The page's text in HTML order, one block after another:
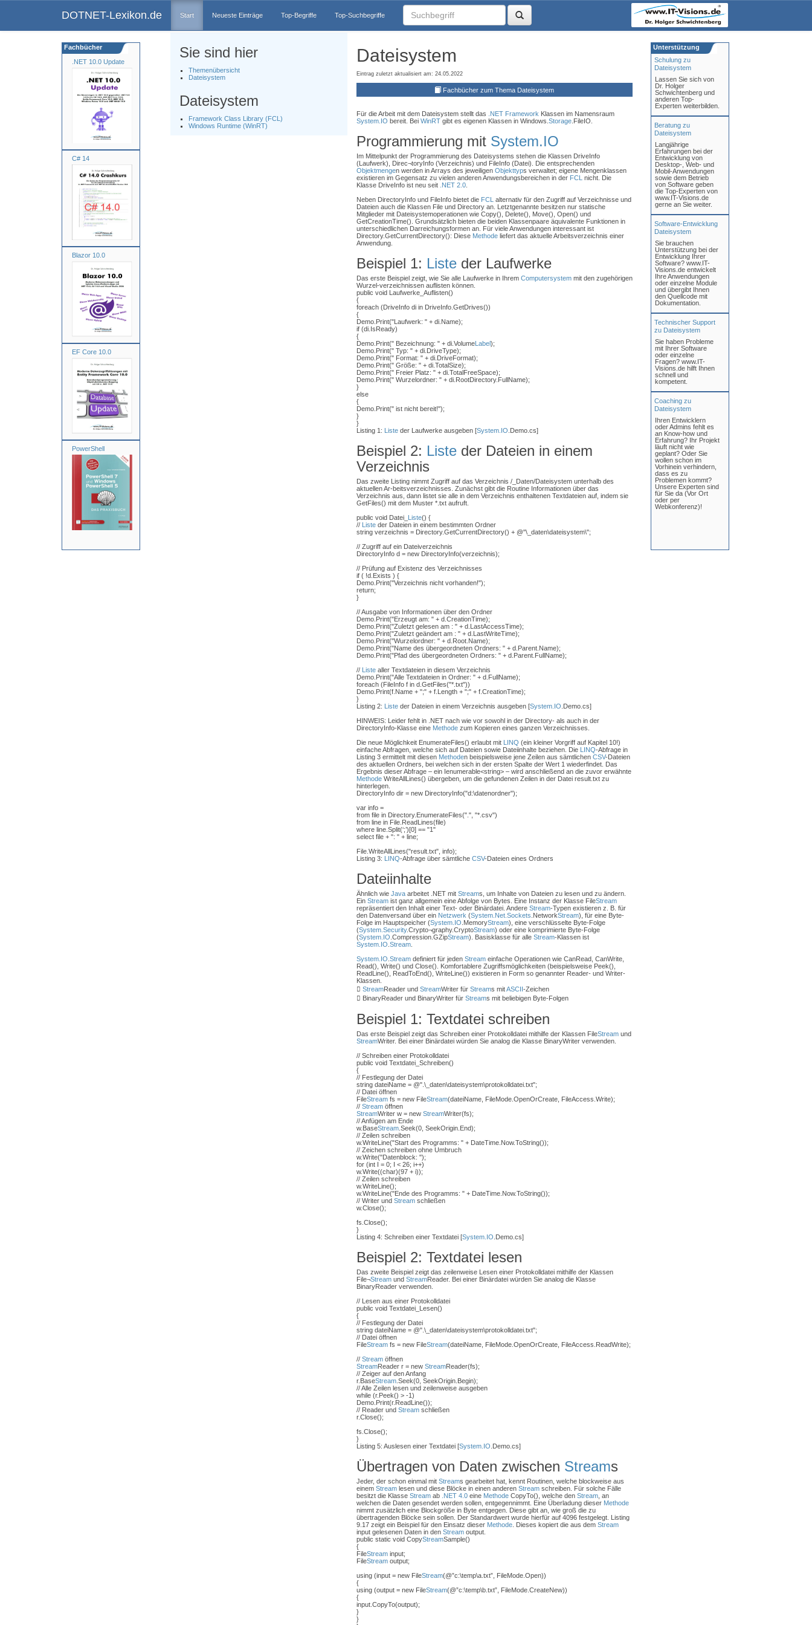
DOTNET-Lexikon.de Start Neueste Einträge Top-Begriffe Top-Suchbegriffe
.NET 10.0 Update
C# 14
Blazor 10.0
EF Core 10.0
PowerShell
Fachbücher Sie sind hier
Themenübersicht
Dateisystem
Dateisystem
Framework Class Library (FCL)
Windows Runtime (WinRT)
Dateisystem
Eintrag zuletzt aktualisiert am: 24.05.2022
Fachbücher zum Thema Dateisystem
Für die Arbeit mit dem Dateisystem stellt das .NET Framework Klassen im Namensraum
System.IO bereit. Bei WinRTgibt es eigenen Klassen in Windows. Storage.FileIO.
Programmierung mit System.IO
Im Mittelpunkt der Programmierung des Dateisystems stehen die Klassen DriveInfo
(Laufwerk), Direc¬toryInfo (Verzeichnis) und FileInfo (Datei). Die entsprechenden
Objektmengen werden in Arrays des jeweiligen Objekttyps verwaltet; eigene Mengenklassen
existieren im Gegensatz zu vielen anderen Anwendungsbereichen in der FCL nicht. Die
Klasse DriveInfo ist neu seit .NET 2.0.
Neben DirectoryInfo und FileInfo bietet die FCL alternativ für den Zugriff auf Verzeichnisse und
Dateien auch die Klassen File und Directory an. Letztgenannte besitzen nur statische
Mitglieder mit Dateisystemoperationen wie Copy(), Delete(), Move(), Open() und
GetCreationTime(). Grundsätzlich bieten die beiden Klassenpaare äquivalente Funktionen in
unterschiedlichen Darreichungsformen an. Für viele Anwendungen interessant ist
Directory.GetCurrentDirectory(): Diese Methodeliefert das aktuelle Arbeitsverzeichnis einer
Anwendung.
Beispiel 1: Listeder Laufwerke
Das erste Beispiel zeigt, wie Sie alle Laufwerke in Ihrem Computersystemmit den zugehörigen
Wurzel-verzeichnissen auflisten können.
public void Laufwerke_Auflisten()
{
foreach (DriveInfo di in DriveInfo.GetDrives())
{
Demo.Print("Laufwerk: " + di.Name);
if (di.IsReady)
{
Demo.Print(" Bezeichnung: " + di.VolumeLabel);
Demo.Print(" Typ: " + di.DriveType);
Demo.Print(" Format: " + di.DriveFormat);
Demo.Print(" Größe: " + di.TotalSize);
Demo.Print(" Freier Platz: " + di.TotalFreeSpace);
Demo.Print(" Wurzelordner: " + di.RootDirectory.FullName);
}
else
{
Demo.Print(" ist nicht bereit!");
}
}
Listing 1: Listeder Laufwerke ausgeben [System.IO .Demo.cs]
Beispiel 2: Listeder Dateien in einem
Verzeichnis
Das zweite Listing nimmt Zugriff auf das Verzeichnis /_Daten/Dateisystem unterhalb des
aktuellen Ar-beitsverzeichnisses. Zunächst gibt die Routine Informationen über das
Verzeichnis aus, dann listet sie alle in dem Verzeichnis enthaltenen Textdateien auf, indem sie
GetFiles() mit dem Muster *.txt aufruft.
public void Datei_ Liste() {
// Listeder Dateien in einem bestimmten Ordner
string verzeichnis = Directory.GetCurrentDirectory() + @"\_daten\dateisystem\";
// Zugriff auf ein Dateiverzeichnis
DirectoryInfo d = new DirectoryInfo(verzeichnis);
// Prüfung auf Existenz des Verzeichnisses
if ( !d.Exists ) {
Demo.Print("Verzeichnis nicht vorhanden!");
return;
}
// Ausgabe von Informationen über den Ordner
Demo.Print("Erzeugt am: " + d.CreationTime);
Demo.Print("Zuletzt gelesen am : " + d.LastAccessTime);
Demo.Print("Zuletzt geändert am : " + d.LastWriteTime);
Demo.Print("Wurzelordner: " + d.Root.Name);
Demo.Print("Name des übergeordneten Ordners: " + d.Parent.Name);
Demo.Print("Pfad des übergeordneten Ordners: " + d.Parent.FullName);
// Listealler Textdateien in diesem Verzeichnis
Demo.Print("Alle Textdateien in Ordner: " + d.FullName);
foreach (FileInfo f in d.GetFiles("*.txt"))
Demo.Print(f.Name + ";" + f.Length + ";" + f.CreationTime);
}
Listing 2: Listeder Dateien in einem Verzeichnis ausgeben [System.IO .Demo.cs]
HINWEIS: Leider fehlt in .NET nach wie vor sowohl in der Directory- als auch in der
DirectoryInfo-Klasse eine Methodezum Kopieren eines ganzen Verzeichnisses.
Die neue Möglichkeit EnumerateFiles() erlaubt mit LINQ (ein kleiner Vorgriff auf Kapitel 10!)
einfache Abfragen, welche sich auf Dateien sowie Dateiinhalte beziehen. Die LINQ-Abfrage in
Listing 3 ermittelt mit diesen Methoden beispielsweise jene Zeilen aus sämtlichen CSV-Dateien
des aktuellen Ordners, bei welchen sich in der ersten Spalte der Wert 1 wiederfindet. Das
Ergebnis dieser Abfrage – ein Ienumerable<string> – wird anschließend an die zuvor erwähnte
MethodeWriteAllLines() übergeben, um die gefundenen Zeilen in der Datei result.txt zu
hinterlegen.
DirectoryInfo dir = new DirectoryInfo("d:\datenordner");
var info =
from file in Directory.EnumerateFiles(".", "*.csv")
from line in File.ReadLines(file)
where line.Split(‘;’)[0] == "1"
select file + ": " + line;
File.WriteAllLines("result.txt", info);
Listing 3: LINQ-Abfrage über sämtliche CSV-Dateien eines Ordners
Dateiinhalte
Ähnlich wie Javaarbeitet .NET mit Streams, um Inhalte von Dateien zu lesen und zu ändern.
Ein Streamist ganz allgemein eine Abfolge von Bytes. Eine Instanz der Klasse FileStream
repräsentiert den Inhalt einer Text- oder Binärdatei. Andere Stream-Typen existieren z. B. für
den Datenversand über ein Netzwerk (System.Net.Sockets .NetworkStream), für eine Byte-
Folge im Hauptspeicher (System.IO .MemoryStream), eine verschlüsselte Byte-Folge
(System.Security.Crypto¬graphy.CryptoStream) oder eine komprimierte Byte-Folge
(System.IO .Compression.GZipStream). Basisklasse für alle Stream-Klassen ist
System.IO Stream.
System.IO Streamdefiniert für jeden Streameinfache Operationen wie CanRead, CanWrite,
Read(), Write() und Close(). Komfortablere Zugriffsmöglichkeiten (beispielsweise Peek(),
ReadLine(), ReadToEnd(), WriteLine()) existieren in Form so genannter Reader- und Writer-
Klassen.
 StreamReader und StreamWriter für Streams mitASCII-Zeichen
 BinaryReader und BinaryWriter für Streams mit beliebigen Byte-Folgen
Beispiel 1: Textdatei schreiben
Das erste Beispiel zeigt das Schreiben einer Protokolldatei mithilfe der Klassen FileStreamund
StreamWriter. Bei einer Binärdatei würden Sie analog die Klasse BinaryWriter verwenden.
// Schreiben einer Protokolldatei
public void Textdatei_Schreiben()
{
// Festlegung der Datei
string dateiName = @".\_daten\dateisystem\protokolldatei.txt";
// Datei öffnen
FileStreamfs = new FileStream(dateiName, FileMode.OpenOrCreate, FileAccess.Write);
// Streamöffnen
StreamWriter w = new StreamWriter(fs);
// Anfügen am Ende
w.BaseStream.Seek(0, SeekOrigin.End);
// Zeilen schreiben
w.WriteLine("Start des Programms: " + DateTime.Now.ToString());
// Zeichen schreiben ohne Umbruch
w.Write("Datenblock: ");
for (int I = 0; I < 26; i++)
w.Write((char)(97 + i));
// Zeilen schreiben
w.WriteLine();
w.WriteLine("Ende des Programms: " + DateTime.Now.ToString());
// Writer und Streamschließen
w.Close();
fs.Close();
}
Listing 4: Schreiben einer Textdatei [System.IO .Demo.cs]
Beispiel 2: Textdatei lesen
Das zweite Beispiel zeigt das zeilenweise Lesen einer Protokolldatei mithilfe der Klassen
File¬Streamund StreamReader. Bei einer Binärdatei würden Sie analog die Klasse
BinaryReader verwenden.
// Lesen aus einer Protokolldatei
public void Textdatei_Lesen()
{
// Festlegung der Datei
string dateiName = @".\_daten\dateisystem\protokolldatei.txt";
// Datei öffnen
FileStreamfs = new FileStream(dateiName, FileMode.OpenOrCreate, FileAccess.ReadWrite);
// Streamöffnen
StreamReader r = new StreamReader(fs);
// Zeiger auf den Anfang
r.BaseStream.Seek(0, SeekOrigin.Begin);
// Alle Zeilen lesen und zeilenweise ausgeben
while (r.Peek() > -1)
Demo.Print(r.ReadLine());
// Reader und Streamschließen
r.Close();
fs.Close();
}
Listing 5: Auslesen einer Textdatei [System.IO .Demo.cs]
Übertragen von Daten zwischen Streams
Jeder, der schon einmal mit Streams gearbeitet hat, kennt Routinen, welche blockweise aus
einem Streamlesen und diese Blöcke in einen anderen Streamschreiben. Für solche Fälle
besitzt die Klasse Streamab .NET 4.0eine MethodeCopyTo(), welche den Stream, an
welchen die Daten gesendet werden sollen, entgegennimmt. Eine Überladung dieser Methode
nimmt zusätzlich eine Blockgröße in Byte entgegen. Diese gibt an, wie groß die zu
übertragenden Blöcke sein sollen. Der Standardwert wurde hierfür auf 4096 festgelegt. Listing
9.17 zeigt ein Beispiel für den Einsatz dieser Methode. Dieses kopiert die aus dem Stream
input gelesenen Daten in den Streamoutput.
public static void CopyStreamSample()
{
FileStreaminput;
FileStreamoutput;
using (input = new FileStream(@”c:\temp\a.txt”, FileMode.Open))
{
using (output = new FileStream(@”c:\temp\b.txt”, FileMode.CreateNew))
{
input.CopyTo(output);
}
}
Schulung zu
Dateisystem
Lassen Sie sich von
Dr. Holger
Schwichtenberg und
anderen Top-
Experten weiterbilden.
Beratung zu
Dateisystem
Langjährige
Erfahrungen bei der
Entwicklung von
Desktop-, Web- und
Mobil-Anwendungen
sowie dem Betrieb
von Software geben
die Top-Experten von
www.IT-Visions.de
gerne an Sie weiter.
Software-Entwicklung
Dateisystem
Sie brauchen
Unterstützung bei der
Entwicklung Ihrer
Software? www.IT-
Visions.de entwickelt
Ihre Anwendungen
oder einzelne Module
und übergibt Ihnen
den Quellcode mit
Dokumentation.
Technischer Support
zu Dateisystem
Sie haben Probleme
mit Ihrer Software
oder einzelne
Fragen? www.IT-
Visions.de hilft Ihnen
schnell und
kompetent.
Coaching zu
Dateisystem
Ihren Entwicklern
oder Admins fehlt es
an Know-how und
Erfahrung? Ihr Projekt
läuft nicht wie
geplant? Oder Sie
wollen schon im
Vorhinein verhindern,
dass es zu
Problemen kommt?
Unsere Experten sind
für Sie da (Vor Ort
oder per
Webkonferenz)!
Unterstützung